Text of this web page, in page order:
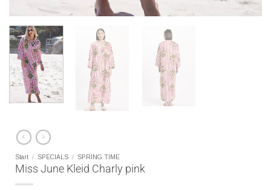
Start / SPECIALS / SPRING TIME
Miss June Kleid Charly pink